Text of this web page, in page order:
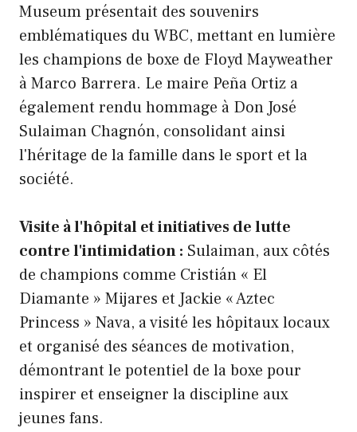
Museum présentait des souvenirs
emblématiques du WBC, mettant en lumière
les champions de boxe de Floyd Mayweather
à Marco Barrera. Le maire Peña Ortiz a
également rendu hommage à Don José
Sulaiman Chagnón, consolidant ainsi
l'héritage de la famille dans le sport et la
société.
Visite à l'hôpital et initiatives de lutte
contre l'intimidation : Sulaiman, aux côtés
de champions comme Cristián « El
Diamante » Mijares et Jackie « Aztec
Princess » Nava, a visité les hôpitaux locaux
et organisé des séances de motivation,
démontrant le potentiel de la boxe pour
inspirer et enseigner la discipline aux
jeunes fans.